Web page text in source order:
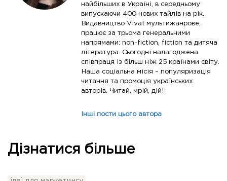
найбільших в Україні, в середньому
випускаючи 400 нових тайлів на рік.
Видавництво Vivat мультижанрове,
працює за трьома генеральними
напрямами: non-fiction, fiction та дитяча
література. Сьогодні налагоджена
співпраця із більш ніж 25 країнами світу.
Наша соціальна місія – популяризація
читання та промоція українських
авторів. Читай, мрій, дій!
Інші пости цього автора
Дізнатися більше